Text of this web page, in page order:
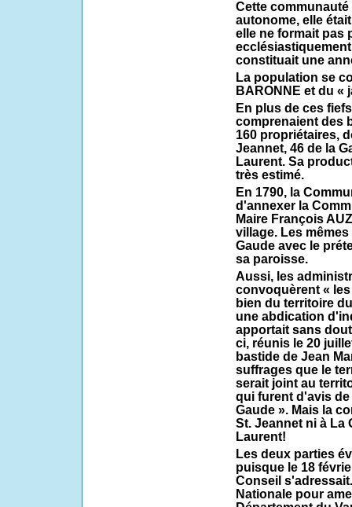
Cette
autonome, elle
elle ne formait pas
constituait une
La population se
BARONNE et du «
En plus de ces
comprenaient des
160 propriétaires,
Jeannet, 46 de la
Laurent. Sa
très estimé.
En 1790, la
d'annexer la
Maire François
village. Les
Gaude avec le
sa paroisse.
Aussi, les
convoquèrent «
bien du territoire
une abdication
apportait sans
ci, réunis le 20
bastide de Jean
suffrages que le
serait joint au
qui furent d'avis
Gaude ». Mais la
St. Jeannet ni à La
Laurent!
Les deux parties
puisque le 18
Conseil
Nationale pour